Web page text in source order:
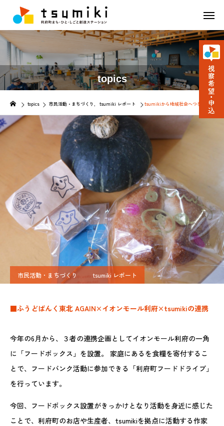
topics
topics 市民活動・まちづくり tsumiki レポート tsumikiから地域社会へつながる活動
市民活動・まちづくり tsumiki レポート
■ふうどばんく東北 AGAIN×イオンモール利府×tsumikiの連携
今年の6月から、３者の連携企画としてイオンモール利府の一角
に「フードボックス」を設置。 家庭にあるを食糧を寄付するこ
とで、フードバンク活動に参加できる「利府町フードドライブ」
を行っています。
今回、フードボックス設置がきっかけとなり活動を身近に感じた
ことで、利府町のお店や生産者、tsumikiを拠点に活動する作家